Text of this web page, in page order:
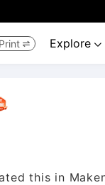
 Explore 
this in